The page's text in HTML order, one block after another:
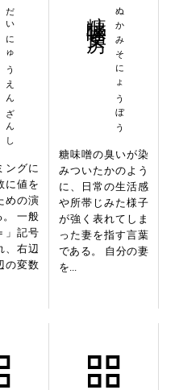
だいにゅうえんざんし
ングに
に値を
めの演
。 一般
」記号
、右辺
の変数
ぬかみそにょうぼう
糖味噌の臭いが染
みついたかのよう
に、日常の生活感
や所帯じみた様子
が強く表れてしま
った妻を指す言葉
である。 自分の妻
を...